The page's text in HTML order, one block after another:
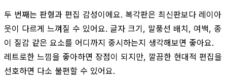
두 번째는 판형과 편집 감성이에요. 복각판은 최신판보다 레이아
웃이 다르게 느껴질 수 있어요. 글자 크기, 말풍선 배치, 여백, 종
이 질감 같은 요소를 어디까지 중시하는지 생각해보면 좋아요.
레트로한 느낌을 좋아하면 장점이 되지만, 깔끔한 현대적 편집을
선호하면 다소 불편할 수 있어요.